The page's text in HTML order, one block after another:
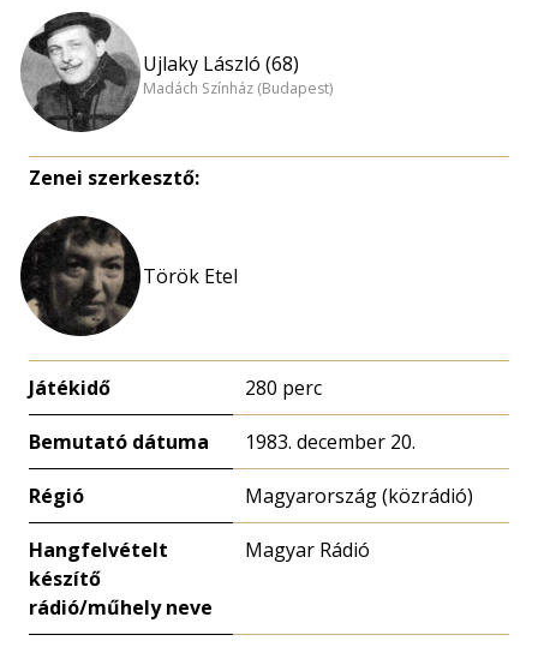
Ujlaky László (68)
Madách Színház (Budapest)
Zenei szerkesztő:
Török Etel
Játékidő 280 perc
Bemutató dátuma 1983. december 20.
Régió Magyarország (közrádió)
Hangfelvételt
készítő
rádió/műhely neve
Magyar Rádió